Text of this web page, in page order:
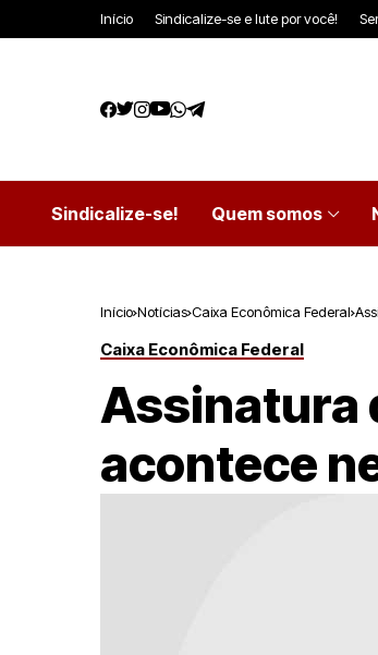
Início Sindicalize-se e lute por você!
Sindicalize-se! Quem somos
Início Notícias Caixa Econômica Federal
Caixa Econômica Federal
Assinatura
acontece